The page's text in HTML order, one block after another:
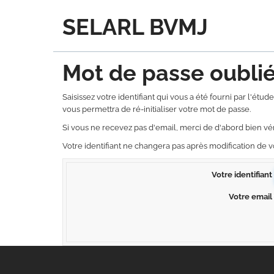
SELARL BVMJ
Mot de passe
Saisissez votre identifiant qui vous a été fourni par
vous permettra de ré-initialiser votre mot de passe.
Si vous ne recevez pas d'email, merci de d'abord bien
Votre identifiant ne changera pas après modification de
Votre identifiant
Votre email